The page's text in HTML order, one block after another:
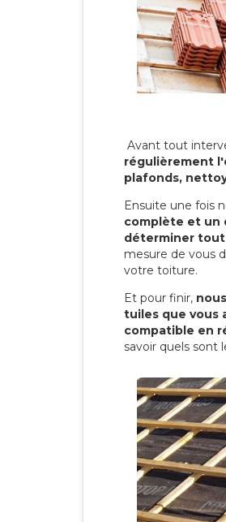
Avant tout
régulièrement
plafonds,
Ensuite une fois
complète et un
déterminer
mesure de vous
votre toiture.
Et pour finir,
tuiles que vous
compatible en
savoir quels sont